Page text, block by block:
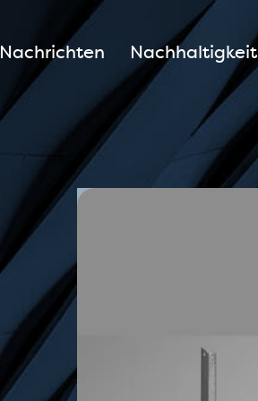
Nachrichten Nachhaltigkeit